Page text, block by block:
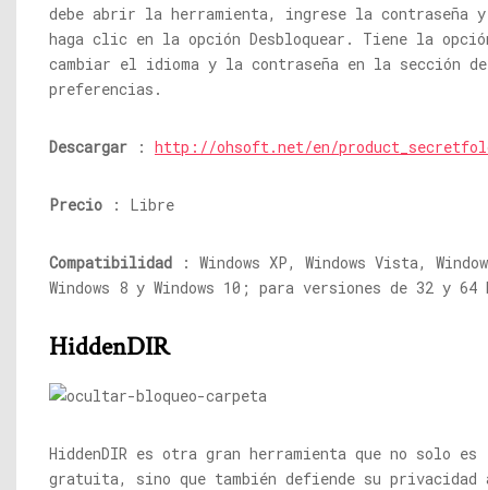
debe abrir la herramienta, ingrese la contraseña
haga clic en la opción Desbloquear. Tiene la
cambiar el idioma y la contraseña en la sección de
preferencias.
Descargar : http://ohsoft.net/en/
Precio : Libre
Compatibilidad : Windows XP, Windows Vista,
Windows 8 y Windows 10; para versiones de 32 y
HiddenDIR
HiddenDIR es otra gran herramienta que no solo es
gratuita, sino que también defiende su privacidad